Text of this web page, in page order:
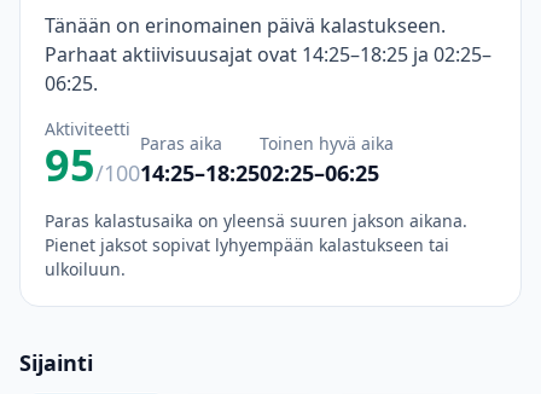
Tänään on erinomainen päivä kalastukseen.
Parhaat aktiivisuusajat ovat 14:25–18:25 ja 02:25–
06:25.
Aktiviteetti
95/100
Paras aika
14:25–18:25
Toinen hyvä aika
02:25–06:25
Paras kalastusaika on yleensä suuren jakson aikana.
Pienet jaksot sopivat lyhyempään kalastukseen tai
ulkoiluun.
Sijainti